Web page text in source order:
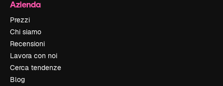
Azienda
Prezzi
Chi siamo
Recensioni
Lavora con noi
Cerca tendenze
Blog